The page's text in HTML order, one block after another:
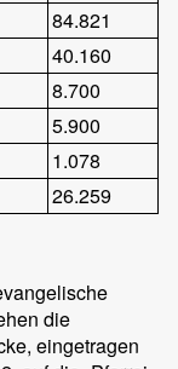
84.821
40.160
8.700
5.900
1.078
26.259
die
eingetragen